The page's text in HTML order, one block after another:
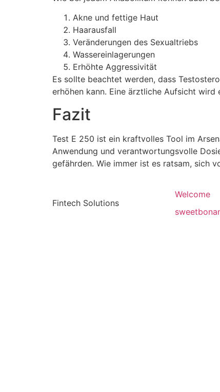
Akne und fettige Haut
Haarausfall
Veränderungen des Sexualtriebs
Wassereinlagerungen
Erhöhte Aggressivität
Es sollte beachtet werden, dass
erhöhen kann. Eine ärztliche Aufsicht wird
Fazit
Test E 250 ist ein kraftvolles Tool im
Anwendung und verantwortungsvolle
gefährden. Wie immer ist es ratsam, sich
Fintech Solutions
Welcome